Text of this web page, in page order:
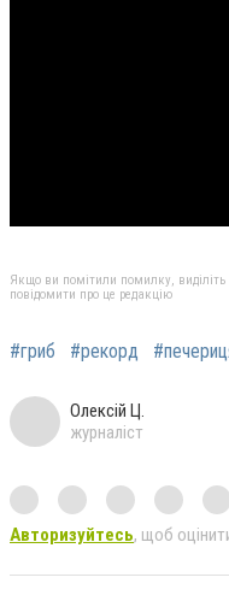
Якщо ви помітили помилку, виділіть
повідомити про це редакцію
#гриб #рекорд
Олексій Ц.
журналіст
Авторизуйтесь, щоб